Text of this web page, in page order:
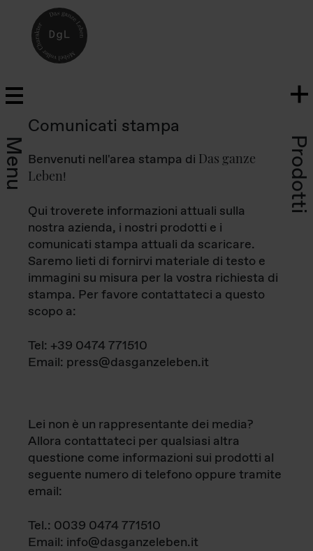
Menu Prodotti
Comunicati stampa
Benvenuti nell'area stampa di Das ganze
Leben!
Qui troverete informazioni attuali sulla
nostra azienda, i nostri prodotti e i
comunicati stampa attuali da scaricare.
Saremo lieti di fornirvi materiale di testo e
immagini su misura per la vostra richiesta di
stampa. Per favore contattateci a questo
scopo a:
Tel: +39 0474 771510
Email: press@dasganzeleben.it
Lei non è un rappresentante dei media?
Allora contattateci per qualsiasi altra
questione come informazioni sui prodotti al
seguente numero di telefono oppure tramite
email:
Tel.: 0039 0474 771510
Email: info@dasganzeleben.it